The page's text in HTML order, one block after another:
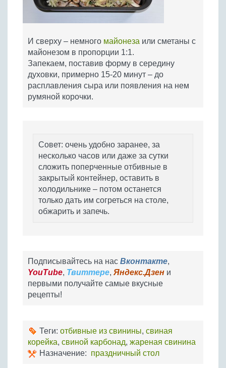
И сверху – немного майонеза или сметаны с
майонезом в пропорции 1:1.
Запекаем, поставив форму в середину
духовки, примерно 15-20 минут – до
расплавления сыра или появления на нем
румяной корочки.
Совет: очень удобно заранее, за
несколько часов или даже за сутки
сложить поперченные отбивные в
закрытый контейнер, оставить в
холодильнике – потом останется
только дать им согреться на столе,
обжарить и запечь.
Подписывайтесь на нас Вконтакте,
YouTube, Твиттере, Яндекс.Дзен и
первыми получайте самые вкусные
рецепты!
Теги: отбивные из свинины, свиная
корейка, свиной карбонад, жареная свинина
Назначение: праздничный стол